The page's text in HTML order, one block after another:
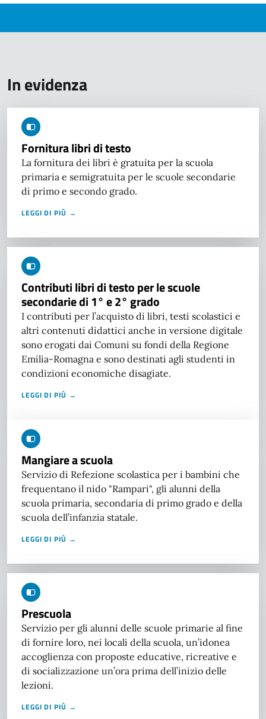
In evidenza
Fornitura libri di testo
La fornitura dei libri è gratuita per la scuola
primaria e semigratuita per le scuole secondarie
di primo e secondo grado.
LEGGI DI PIÙ →
Contributi libri di testo per le scuole
secondarie di 1° e 2° grado
I contributi per l’acquisto di libri, testi scolastici e
altri contenuti didattici anche in versione digitale
sono erogati dai Comuni su fondi della Regione
Emilia-Romagna e sono destinati agli studenti in
condizioni economiche disagiate.
LEGGI DI PIÙ →
Mangiare a scuola
Servizio di Refezione scolastica per i bambini che
frequentano il nido "Rampari", gli alunni della
scuola primaria, secondaria di primo grado e della
scuola dell’infanzia statale.
LEGGI DI PIÙ →
Prescuola
Servizio per gli alunni delle scuole primarie al fine
di fornire loro, nei locali della scuola, un’idonea
accoglienza con proposte educative, ricreative e
di socializzazione un’ora prima dell’inizio delle
lezioni.
LEGGI DI PIÙ →